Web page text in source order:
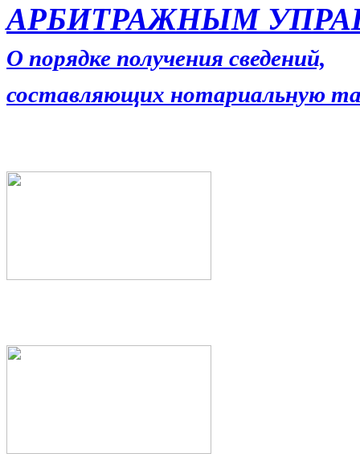
АРБИТРАЖНЫМ
О порядке получения сведений,
составляющих нотариальную